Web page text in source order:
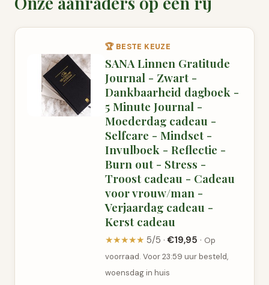
🏆 BESTE KEUZE
SANA Linnen Gratitude
Journal - Zwart -
Dankbaarheid dagboek -
5 Minute Journal -
Moederdag cadeau -
Selfcare - Mindset -
Invulboek - Reflectie -
Burn out - Stress -
Troost cadeau - Cadeau
voor vrouw/man -
Verjaardag cadeau -
Kerst cadeau
★★★★★ 5/5 ·€19,95 · Op
voorraad. Voor 23:59 uur besteld,
woensdag in huis